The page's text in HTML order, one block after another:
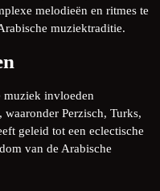
melodieën en ritmes te
muziektraditie.
muziek invloeden
Perzisch, Turks,
geleid tot een eclectische
van de Arabische